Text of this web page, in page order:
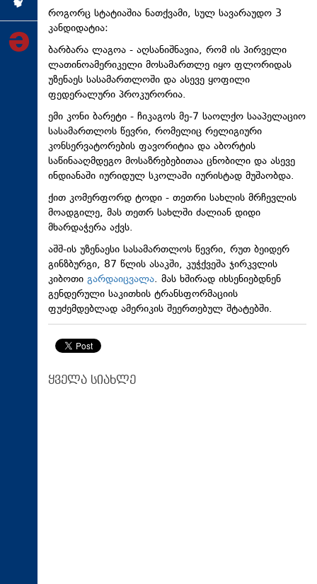
როგორც სტატიაშია ნათქვამი, სულ სავარაუდო 3
კანდიდატია:
ბარბარა ლაგოა - აღსანიშნავია, რომ ის პირველი
ლათინოამერიკელი მოსამართლე იყო ფლორიდას
უზენაეს სასამართლოში და ასევე ყოფილი
ფედერალური პროკურორია.
ემი კონი ბარეტი - ჩიკაგოს მე-7 საოლქო სააპელაციო
სასამართლოს წევრი, რომელიც რელიგიური
კონსერვატორების ფავორიტია და აბორტის
საწინააღმდეგო მოსაზრებებითაა ცნობილი და ასევე
ინდიანაში იურიდულ სკოლაში იურისტად მუშაობდა.
ქით კომერფორდ ტოდი - თეთრი სახლის მრჩევლის
მოადგილე, მას თეთრ სახლში ძალიან დიდი
მხარდაჭერა აქვს.
აშშ-ის უზენაესი სასამართლოს წევრი, რუთ ბეიდერ
გინზბურგი, 87 წლის ასაკში, კუჭქვეშა ჯირკვლის
კიბოთი გარდაიცვალა. მას ხშირად იხსენიებდნენ
გენდერული საკითხის ტრანსფორმაციის
ფუძემდებლად ამერიკის შეერთებულ შტატებში.
ყველა სიახლე